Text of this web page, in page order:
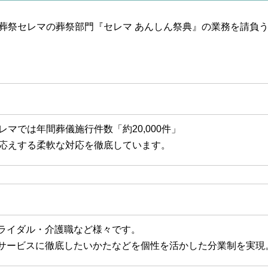
セレマの葬祭部門『セレマ あんしん祭典』の業務を請負う
では年間葬儀施行件数「約20,000件」
する柔軟な対応を徹底しています。
ダル・介護職など様々です。
ビスに徹底したいかたなどを個性を活かした分業制を実現